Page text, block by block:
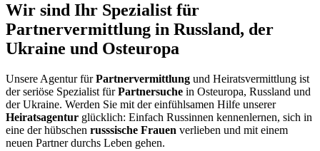
Wir sind Ihr Spezialist für
Partnervermittlung in Russland, der
Ukraine und Osteuropa
Unsere Agentur fürPartnervermittlung und Heiratsvermittlung ist
der seriöse Spezialist fürPartnersuche in Osteuropa, Russland und
der Ukraine. Werden Sie mit der einfühlsamen Hilfe unserer
Heiratsagentur glücklich: Einfach Russinnen kennenlernen, sich in
eine der hübschen russsische Frauen verlieben und mit einem
neuen Partner durchs Leben gehen.